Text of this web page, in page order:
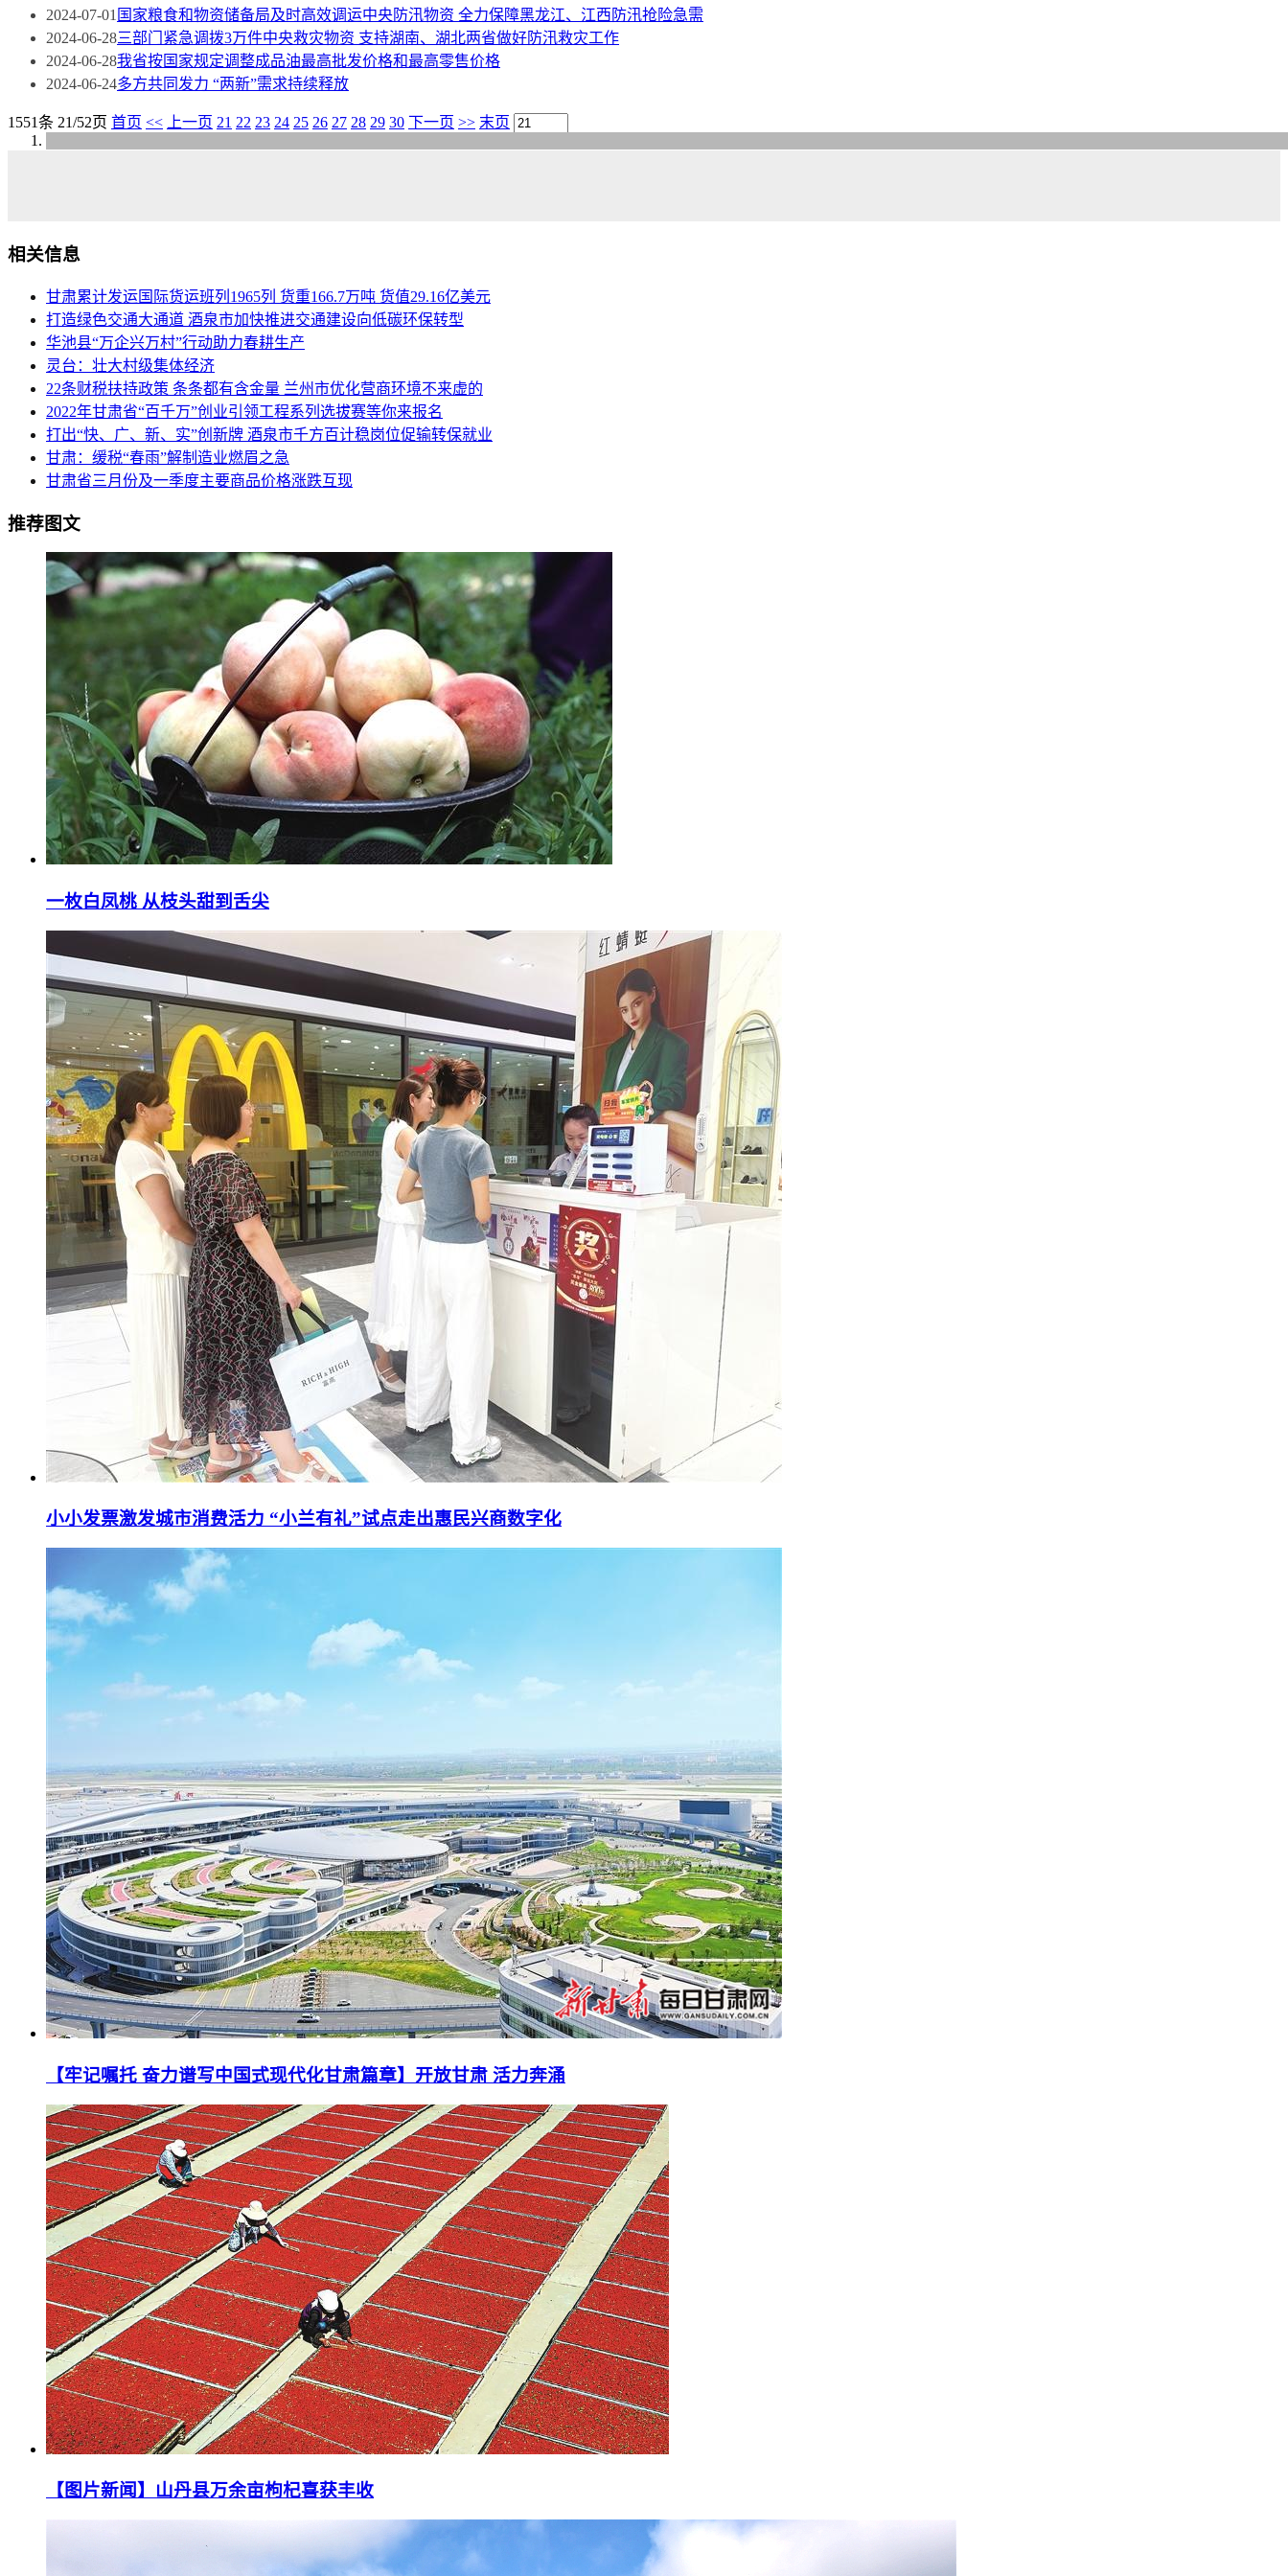
2024-07-01 国家粮食和物资储备局及时高效调运中央防汛物资 全力保障黑龙江、江西防汛抢险急需
2024-06-28三部门紧急调拨3万件中央救灾物资 支持湖南、湖北两省做好防汛救灾工作
2024-06-28我省按国家规定调整成品油最高批发价格和最高零售价格
2024-06-24多方共同发力 “两新”需求持续释放
1551条 21/52页 首页 << 上一页 21 22 23 24 25 26 27 28 29 30 下一页 >> 末页
相关信息
甘肃累计发运国际货运班列1965列 货重166.7万吨 货值29.16亿美元
打造绿色交通大通道 酒泉市加快推进交通建设向低碳环保转型
华池县“万企兴万村”行动助力春耕生产
灵台：壮大村级集体经济
22条财税扶持政策 条条都有含金量 兰州市优化营商环境不来虚的
2022年甘肃省“百千万”创业引领工程系列选拔赛等你来报名
打出“快、广、新、实”创新牌 酒泉市千方百计稳岗位促输转保就业
甘肃：缓税“春雨”解制造业燃眉之急
甘肃省三月份及一季度主要商品价格涨跌互现
推荐图文
一枚白凤桃 从枝头甜到舌尖
小小发票激发城市消费活力 “小兰有礼”试点走出惠民兴商数字化
【牢记嘱托 奋力谱写中国式现代化甘肃篇章】开放甘肃 活力奔涌
【图片新闻】山丹县万余亩枸杞喜获丰收